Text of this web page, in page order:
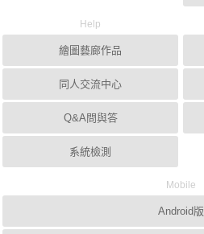
Help
繪圖藝廊作品
同人交流中心
Q&A問與答
系統檢測
Mobile
Android版